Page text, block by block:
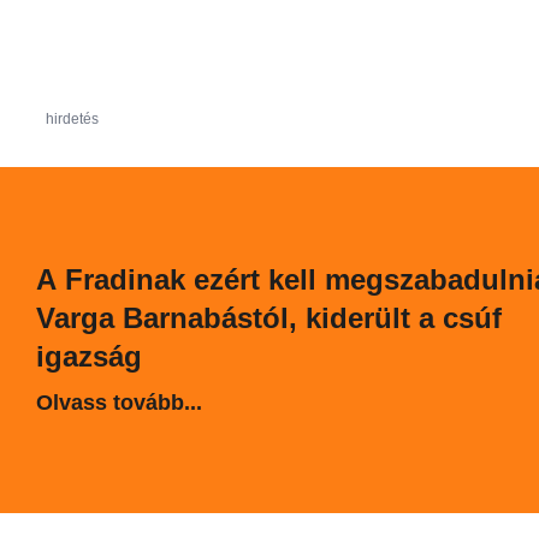
hirdetés
A Fradinak ezért kell
Varga Barnabástól, kiderült a csúf
igazság
Olvass tovább...